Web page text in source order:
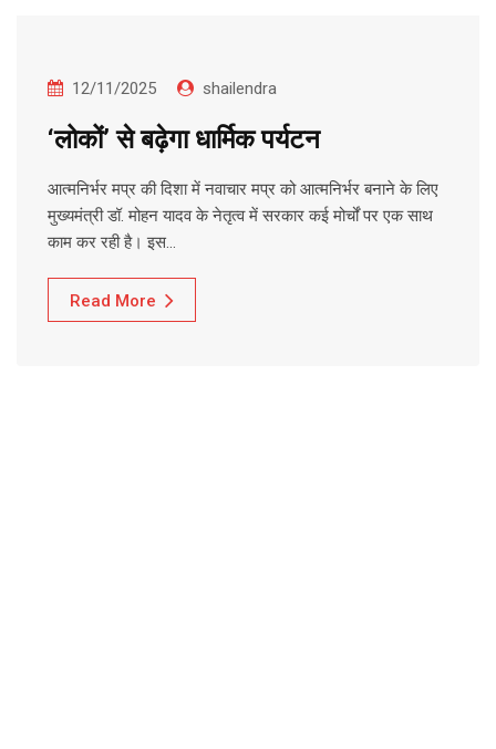
12/11/2025 shailendra
‘लोकों’ से बढ़ेगा धार्मिक पर्यटन
आत्मनिर्भर मप्र की दिशा में नवाचार मप्र को आत्मनिर्भर बनाने के लिए
मुख्यमंत्री डॉ. मोहन यादव के नेतृत्व में सरकार कई मोर्चों पर एक साथ
काम कर रही है। इस…
Read More